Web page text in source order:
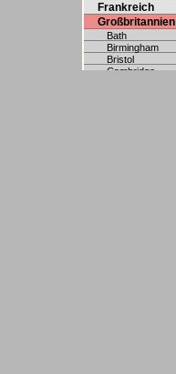
Frankreich
Großbritannien
Bath
Birmingham
Bristol
Cambridge